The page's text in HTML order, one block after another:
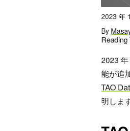
2023 年
By
Reading
2023
能が追
TAO
明しま